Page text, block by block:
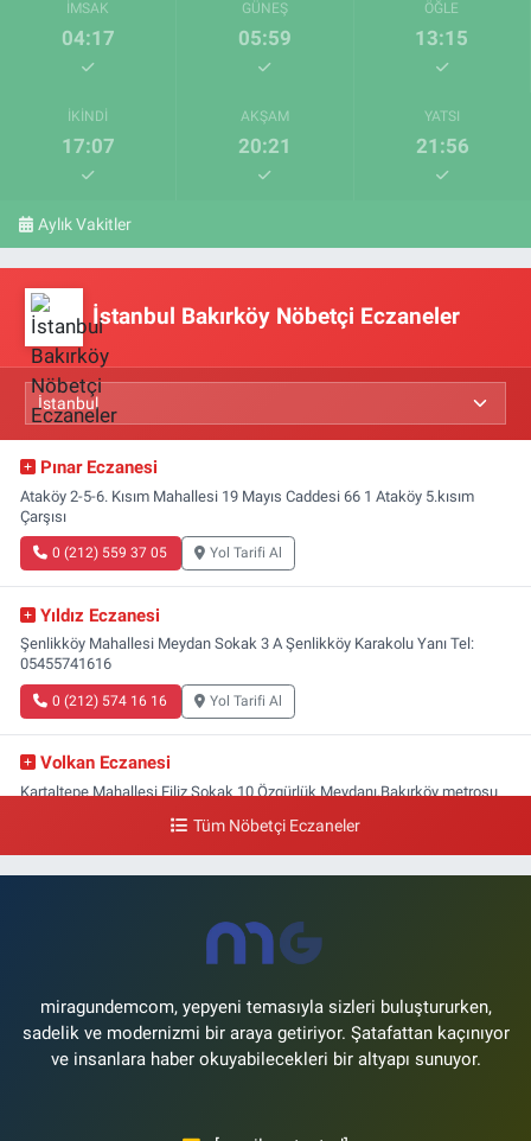
İMSAK
04:17
GÜNEŞ
05:59
ÖĞLE
13:15
İKINDI
17:07
AKŞAM
20:21
YATSI
21:56
Aylık Vakitler
İstanbul Bakırköy Nöbetçi Eczaneler
Pınar Eczanesi
Ataköy 2-5-6. Kısım Mahallesi 19 Mayıs Caddesi 66 1 Ataköy 5.kısım
Çarşısı
0 (212) 559 37 05 Yol Tarifi Al
Yıldız Eczanesi
Şenlikköy Mahallesi Meydan Sokak 3 A Şenlikköy Karakolu Yanı Tel:
05455741616
0 (212) 574 16 16 Yol Tarifi Al
Volkan Eczanesi
Kartaltepe Mahallesi Filiz Sokak 10 Özgürlük Meydanı,Bakırköy metrosu
Yeşilköy Mahallesi Doğruyol Sokak 7 A Dürümcü Baba'nın Bir Alt
0 (212) 663 11 97
Tüm Nöbetçi Eczaneler
miragundemcom, yepyeni temasıyla sizleri buluştururken,
sadelik ve modernizmi bir araya getiriyor. Şatafattan kaçınıyor
ve insanlara haber okuyabilecekleri bir altyapı sunuyor.